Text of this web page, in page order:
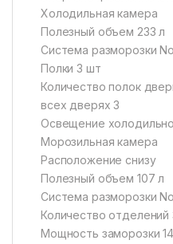
Холодильная камера
Полезный объем 233 л
Система разморозки
Полки 3 шт
Количество полок
всех дверях 3
Освещение
Морозильная камера
Расположение снизу
Полезный объем 107 л
Система разморозки
Количество отделений
Мощность заморозки 14